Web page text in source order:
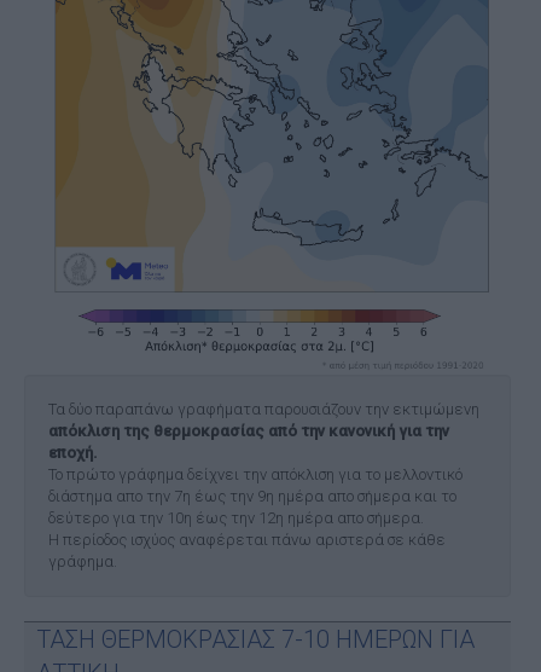
Τα δύο παραπάνω γραφήματα παρουσιάζουν την εκτιμώμενη
απόκλιση της θερμοκρασίας από την κανονική για την
εποχή.
Το πρώτο γράφημα δείχνει την απόκλιση για το μελλοντικό
διάστημα απο την 7η έως την 9η ημέρα απο σήμερα και το
δεύτερο για την 10η έως την 12η ημέρα απο σήμερα.
Η περίοδος ισχύος αναφέρεται πάνω αριστερά σε κάθε
γράφημα.
ΤΑΣΗ ΘΕΡΜΟΚΡΑΣΙΑΣ 7-10 ΗΜΕΡΩΝ ΓΙΑ